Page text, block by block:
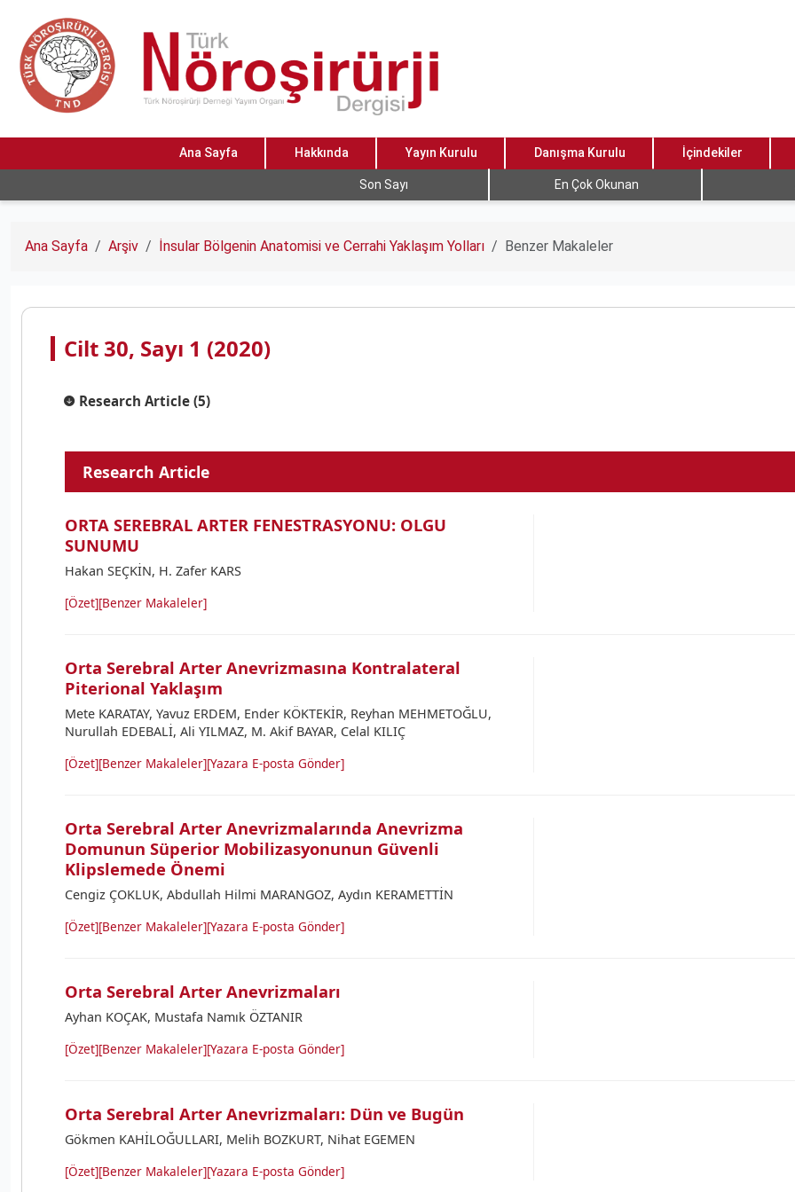
Ana Sayfa Hakkında Yayın Kurulu Danışma Kurulu İçindekiler
Son Sayı En Çok Okunan
Ana Sayfa Arşiv İnsular Bölgenin Anatomisi ve Cerrahi Yaklaşım Yolları Benzer Makaleler
Cilt 30, Sayı 1 (2020)
Research Article (5)
Research Article
ORTA SEREBRAL ARTER FENESTRASYONU: OLGU
SUNUMU
Hakan SEÇKİN, H. Zafer KARS
[Özet][Benzer Makaleler]
Orta Serebral Arter Anevrizmasına Kontralateral
Piterional Yaklaşım
Mete KARATAY, Yavuz ERDEM, Ender KÖKTEKİR, Reyhan MEHMETOĞLU,
Nurullah EDEBALİ, Ali YILMAZ, M. Akif BAYAR, Celal KILIÇ
[Özet][Benzer Makaleler][Yazara E-posta Gönder]
Orta Serebral Arter Anevrizmalarında Anevrizma
Domunun Süperior Mobilizasyonunun Güvenli
Klipslemede Önemi
Cengiz ÇOKLUK, Abdullah Hilmi MARANGOZ, Aydın KERAMETTİN
[Özet][Benzer Makaleler][Yazara E-posta Gönder]
Orta Serebral Arter Anevrizmaları
Ayhan KOÇAK, Mustafa Namık ÖZTANIR
[Özet][Benzer Makaleler][Yazara E-posta Gönder]
Orta Serebral Arter Anevrizmaları: Dün ve Bugün
Gökmen KAHİLOĞULLARI, Melih BOZKURT, Nihat EGEMEN
[Özet][Benzer Makaleler][Yazara E-posta Gönder]